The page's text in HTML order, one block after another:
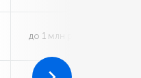
до 1 млн р.